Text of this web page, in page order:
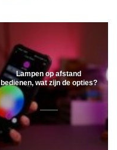
Lampen op afstand
bedienen, wat zijn de opties?